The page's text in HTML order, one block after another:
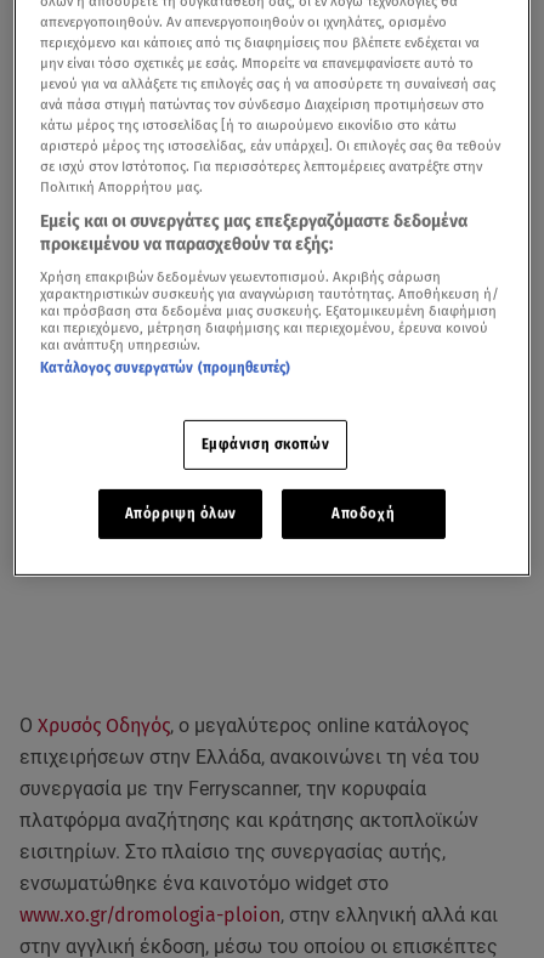
Ο Χρυσός Οδηγός, ο μεγαλύτερος online κατάλογος
επιχειρήσεων στην Ελλάδα, ανακοινώνει τη νέα του
συνεργασία με την Ferryscanner, την κορυφαία
πλατφόρμα αναζήτησης και κράτησης ακτοπλοϊκών
εισιτηρίων. Στο πλαίσιο της συνεργασίας αυτής,
ενσωματώθηκε ένα καινοτόμο widget στο
www.xo.gr/dromologia-ploion, στην ελληνική αλλά και
στην αγγλική έκδοση, μέσω του οποίου οι επισκέπτες
απενεργοποιηθούν. Αν απενεργοποιηθούν οι ιχνηλάτες, ορισμένο
περιεχόμενο και κάποιες από τις διαφημίσεις που βλέπετε ενδέχεται να
μην είναι τόσο σχετικές με εσάς. Μπορείτε να επανεμφανίσετε αυτό το
μενού για να αλλάξετε τις επιλογές σας ή να αποσύρετε τη συναίνεσή σας
ανά πάσα στιγμή πατώντας τον σύνδεσμο Διαχείριση προτιμήσεων στο
κάτω μέρος της ιστοσελίδας [ή το αιωρούμενο εικονίδιο στο κάτω
αριστερό μέρος της ιστοσελίδας, εάν υπάρχει]. Οι επιλογές σας θα τεθούν
σε ισχύ στον Ιστότοπος. Για περισσότερες λεπτομέρειες ανατρέξτε στην
Πολιτική Απορρήτου μας.
Εμείς και οι συνεργάτες μας επεξεργαζόμαστε δεδομένα
προκειμένου να παρασχεθούν τα εξής:
Χρήση επακριβών δεδομένων γεωεντοπισμού. Ακριβής σάρωση
χαρακτηριστικών συσκευής για αναγνώριση ταυτότητας. Αποθήκευση ή/
και πρόσβαση στα δεδομένα μιας συσκευής. Εξατομικευμένη διαφήμιση
και περιεχόμενο, μέτρηση διαφήμισης και περιεχομένου, έρευνα κοινού
και ανάπτυξη υπηρεσιών.
Κατάλογος συνεργατών (προμηθευτές)
Εμφάνιση σκοπών
Απόρριψη όλων Αποδοχή